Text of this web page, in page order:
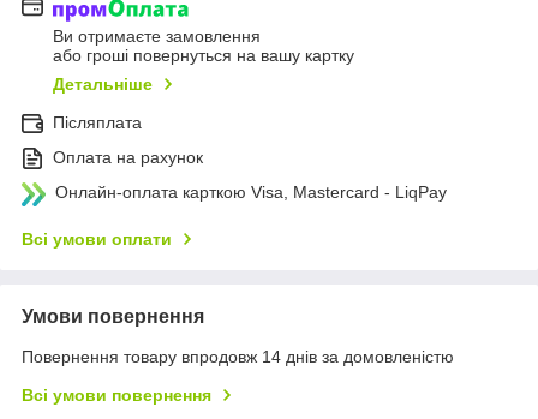
Ви отримаєте замовлення
або гроші повернуться на вашу картку
Детальніше
Післяплата
Оплата на рахунок
Онлайн-оплата карткою Visa, Mastercard - LiqPay
Всі умови оплати
Умови повернення
Повернення товару впродовж 14 днів за домовленістю
Всі умови повернення